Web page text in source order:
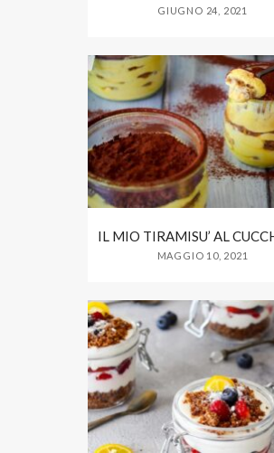
GIUGNO 24, 2021
IL MIO TIRAMISU’ AL
MAGGIO 10, 2021